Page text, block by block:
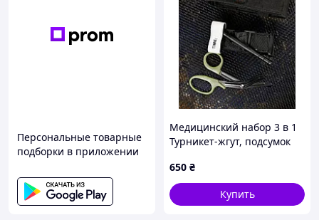
Персональные товарные
подборки в приложении
Медицинский набор 3 в 1
Турникет-жгут, подсумок
тактические медицинские
ножницы EMT черный
ВТ5408
650 ₴
Купить